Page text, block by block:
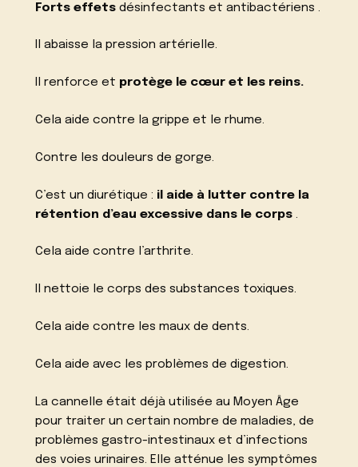
Forts effets désinfectants et antibactériens .
Il abaisse la pression artérielle.
Il renforce et protège le cœur et les reins.
Cela aide contre la grippe et le rhume.
Contre les douleurs de gorge.
C’est un diurétique : il aide à lutter contre la
rétention d’eau excessive dans le corps .
Cela aide contre l’arthrite.
Il nettoie le corps des substances toxiques.
Cela aide contre les maux de dents.
Cela aide avec les problèmes de digestion.
La cannelle était déjà utilisée au Moyen Âge
pour traiter un certain nombre de maladies, de
problèmes gastro-intestinaux et d’infections
des voies urinaires. Elle atténue les symptômes